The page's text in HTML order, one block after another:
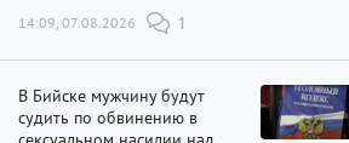
14:09, 07.08.2026 1
В Бийске мужчину будут
судить по обвинению в